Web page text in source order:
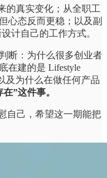
的真实变化；从全职工
心态反而更稳；以及副
计自己的工作方式。
断：为什么很多创业者
在建的是 Lifestyle
及为什么在做任何产品
”这件事。
自己，希望这一期能把